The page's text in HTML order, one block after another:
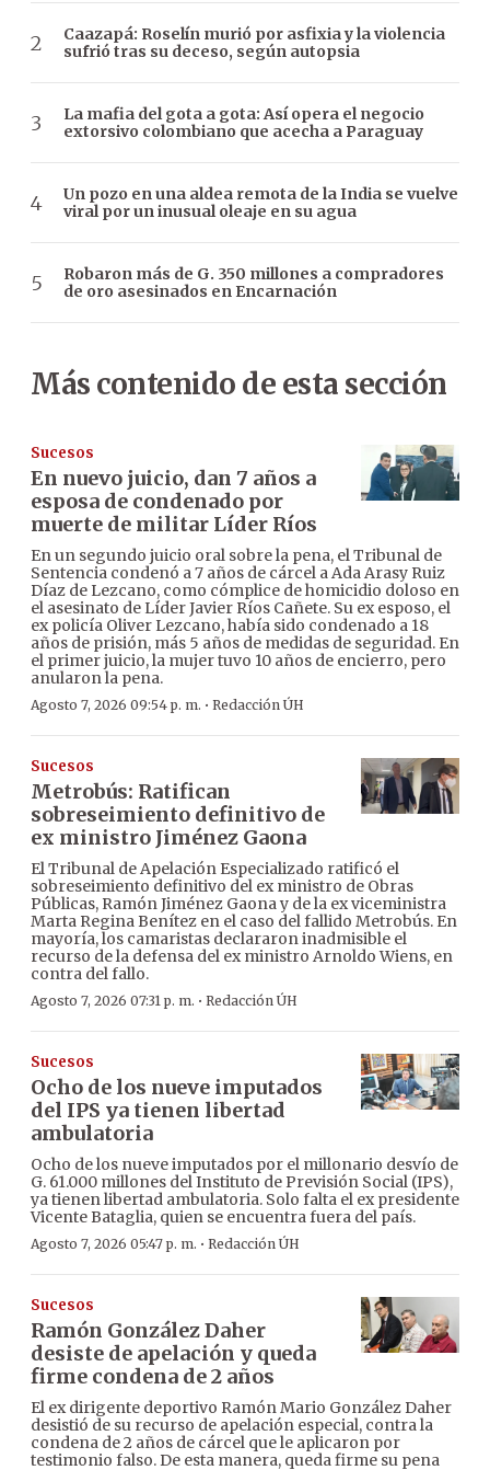
Caazapá: Roselín murió por asfixia y la violencia
sufrió tras su deceso, según autopsia
La mafia del gota a gota: Así opera el negocio
extorsivo colombiano que acecha a Paraguay
Un pozo en una aldea remota de la India se vuelve
viral por un inusual oleaje en su agua
Robaron más de G. 350 millones a compradores
de oro asesinados en Encarnación
Más contenido de esta sección
Sucesos
En nuevo juicio, dan 7 años a
esposa de condenado por
muerte de militar Líder Ríos
En un segundo juicio oral sobre la pena, el Tribunal de
Sentencia condenó a 7 años de cárcel a Ada Arasy Ruiz
Díaz de Lezcano, como cómplice de homicidio doloso en
el asesinato de Líder Javier Ríos Cañete. Su ex esposo, el
ex policía Oliver Lezcano, había sido condenado a 18
años de prisión, más 5 años de medidas de seguridad. En
el primer juicio, la mujer tuvo 10 años de encierro, pero
anularon la pena.
Agosto 7, 2026 09:54 p. m. · Redacción ÚH
Sucesos
Metrobús: Ratifican
sobreseimiento definitivo de
ex ministro Jiménez Gaona
El Tribunal de Apelación Especializado ratificó el
sobreseimiento definitivo del ex ministro de Obras
Públicas, Ramón Jiménez Gaona y de la ex viceministra
Marta Regina Benítez en el caso del fallido Metrobús. En
mayoría, los camaristas declararon inadmisible el
recurso de la defensa del ex ministro Arnoldo Wiens, en
contra del fallo.
Agosto 7, 2026 07:31 p. m. · Redacción ÚH
Sucesos
Ocho de los nueve imputados
del IPS ya tienen libertad
ambulatoria
Ocho de los nueve imputados por el millonario desvío de
G. 61.000 millones del Instituto de Previsión Social (IPS),
ya tienen libertad ambulatoria. Solo falta el ex presidente
Vicente Bataglia, quien se encuentra fuera del país.
Agosto 7, 2026 05:47 p. m. · Redacción ÚH
Sucesos
Ramón González Daher
desiste de apelación y queda
firme condena de 2 años
El ex dirigente deportivo Ramón Mario González Daher
desistió de su recurso de apelación especial, contra la
condena de 2 años de cárcel que le aplicaron por
testimonio falso. De esta manera, queda firme su pena